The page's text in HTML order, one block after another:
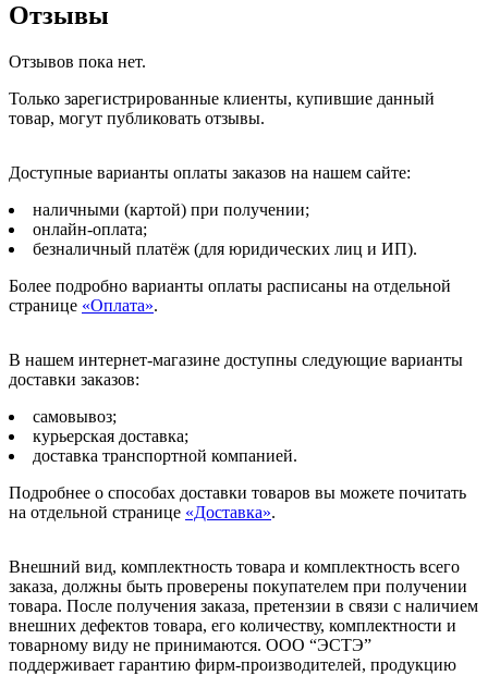
Отзывы
Отзывов пока нет.
Только зарегистрированные клиенты, купившие данный
товар, могут публиковать отзывы.
Доступные варианты оплаты заказов на нашем сайте:
наличными (картой) при получении;
онлайн-оплата;
безналичный платёж (для юридических лиц и ИП).
Более подробно варианты оплаты расписаны на отдельной
странице «Оплата».
В нашем интернет-магазине доступны следующие варианты
доставки заказов:
самовывоз;
курьерская доставка;
доставка транспортной компанией.
Подробнее о способах доставки товаров вы можете почитать
на отдельной странице «Доставка».
Внешний вид, комплектность товара и комплектность всего
заказа, должны быть проверены покупателем при получении
товара. После получения заказа, претензии в связи с наличием
внешних дефектов товара, его количеству, комплектности и
товарному виду не принимаются. ООО “ЭСТЭ”
поддерживает гарантию фирм-производителей, продукцию